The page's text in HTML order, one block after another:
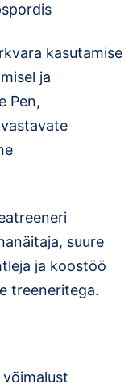
kasutamise
ja
Pen,
suure
ja koostöö
treeneritega.